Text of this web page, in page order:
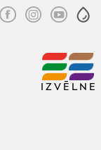
IZVĒLNE